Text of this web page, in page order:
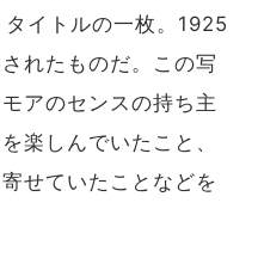
タイトルの一枚。 1925
れたものだ。 この写
アのセンスの持ち主
楽しんでいたこと、
せていたことなどを